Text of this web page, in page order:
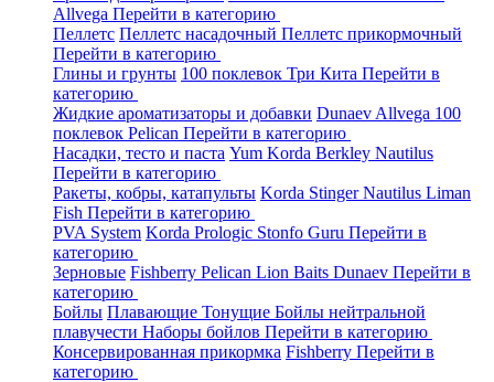
Allvega Перейти в категорию
Пеллетс Пеллетс насадочный Пеллетс прикормочный
Перейти в категорию
Глины и грунты 100 поклевок Три Кита Перейти в
категорию
Жидкие ароматизаторы и добавки Dunaev Allvega 100
поклевок Pelican Перейти в категорию
Насадки, тесто и паста Yum Korda Berkley Nautilus
Перейти в категорию
Ракеты, кобры, катапульты Korda StingerNautilus Liman
Fish Перейти в категорию
PVA System Korda Prologic Stonfo Guru Перейти в
категорию
Зерновые Fishberry Pelican Lion Baits Dunaev Перейти в
категорию
Бойлы Плавающие Тонущие Бойлы нейтральной
плавучести Наборы бойлов Перейти в категорию
Консервированная прикормка Fishberry Перейти в
категорию